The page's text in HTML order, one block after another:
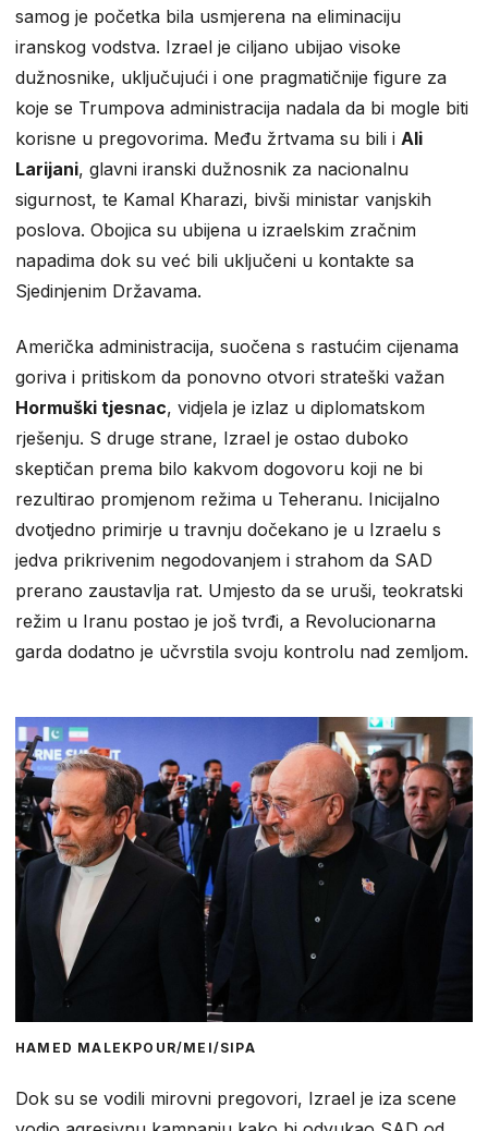
samog je početka bila usmjerena na eliminaciju
iranskog vodstva. Izrael je ciljano ubijao visoke
dužnosnike, uključujući i one pragmatičnije figure za
koje se Trumpova administracija nadala da bi mogle biti
korisne u pregovorima. Među žrtvama su bili i Ali
Larijani, glavni iranski dužnosnik za nacionalnu
sigurnost, te Kamal Kharazi, bivši ministar vanjskih
poslova. Obojica su ubijena u izraelskim zračnim
napadima dok su već bili uključeni u kontakte sa
Sjedinjenim Državama.
Američka administracija, suočena s rastućim cijenama
goriva i pritiskom da ponovno otvori strateški važan
Hormuški tjesnac, vidjela je izlaz u diplomatskom
rješenju. S druge strane, Izrael je ostao duboko
skeptičan prema bilo kakvom dogovoru koji ne bi
rezultirao promjenom režima u Teheranu. Inicijalno
dvotjedno primirje u travnju dočekano je u Izraelu s
jedva prikrivenim negodovanjem i strahom da SAD
prerano zaustavlja rat. Umjesto da se uruši, teokratski
režim u Iranu postao je još tvrđi, a Revolucionarna
garda dodatno je učvrstila svoju kontrolu nad zemljom.
HAMED MALEKPOUR/MEI/SIPA
Dok su se vodili mirovni pregovori, Izrael je iza scene